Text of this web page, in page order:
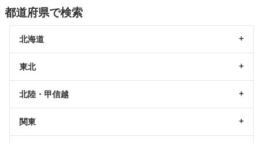
都道府県で検索
北海道
東北
北陸・甲信越
関東